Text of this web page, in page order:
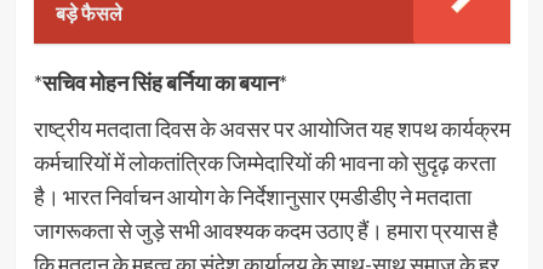
बड़े फैसले
*सचिव मोहन सिंह बर्निया का बयान*
राष्ट्रीय मतदाता दिवस के अवसर पर आयोजित यह शपथ कार्यक्रम
कर्मचारियों में लोकतांत्रिक जिम्मेदारियों की भावना को सुदृढ़ करता
है। भारत निर्वाचन आयोग के निर्देशानुसार एमडीडीए ने मतदाता
जागरूकता से जुड़े सभी आवश्यक कदम उठाए हैं। हमारा प्रयास है